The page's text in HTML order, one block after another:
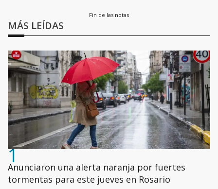
Fin de las notas
MÁS LEÍDAS
1
Anunciaron una alerta naranja por fuertes
tormentas para este jueves en Rosario